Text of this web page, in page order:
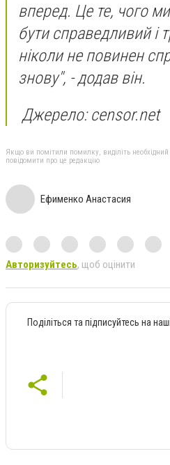
вперед. Це те, чого
бути справедливий і
ніколи не повинен
знову", - додав він.
Джерело: censor.net
Якщо ви помітили помилку, виділіть
повідомити про це редакцію
Ефименко Анастасия
Авторизуйтесь, щоб оцінити
Поділіться та підписуйтесь на